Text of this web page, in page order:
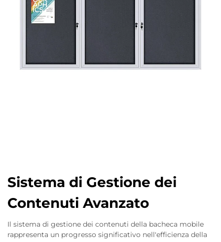
Sistema di Gestione dei
Contenuti Avanzato
Il sistema di gestione dei contenuti della bacheca mobile
rappresenta un progresso significativo nell'efficienza della